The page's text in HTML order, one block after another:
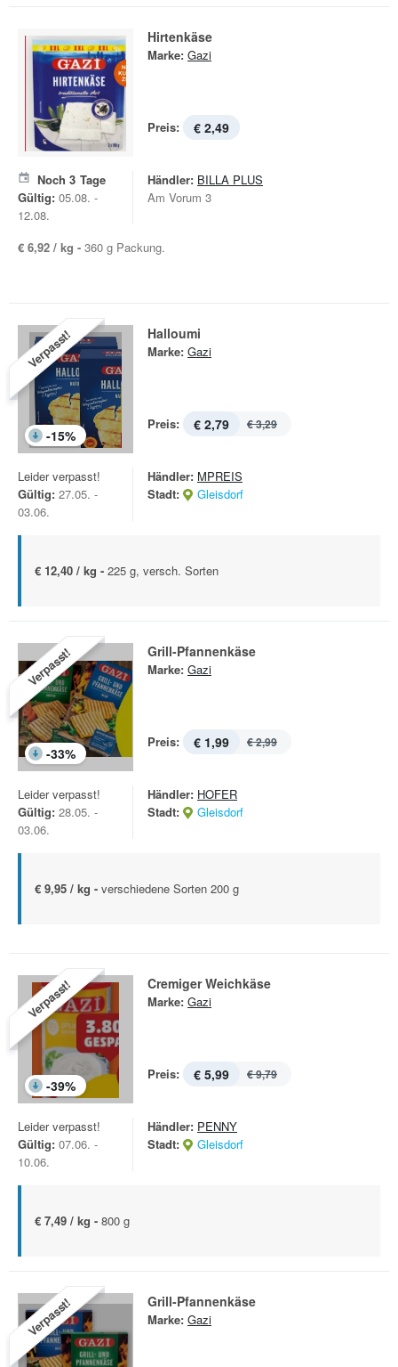
Hirtenkäse
Marke: Gazi
Preis: € 2,49
Noch 3 Tage
Gültig: 05.08. -
12.08.
Händler: BILLA PLUS
Am Vorum 3
€ 6,92 / kg - 360 g Packung.
Verpasst!
-15%
Halloumi
Marke: Gazi
Preis: € 2,79 € 3,29
Leider verpasst!
Gültig: 27.05. -
03.06.
Händler: MPREIS
Stadt:
Gleisdorf
€ 12,40 / kg - 225 g, versch. Sorten
Verpasst!
-33%
Grill-Pfannenkäse
Marke: Gazi
Preis: € 1,99 € 2,99
Leider verpasst!
Gültig: 28.05. -
03.06.
Händler: HOFER
Stadt:
Gleisdorf
€ 9,95 / kg - verschiedene Sorten 200 g
Verpasst!
-39%
Cremiger Weichkäse
Marke: Gazi
Preis: € 5,99 € 9,79
Leider verpasst!
Gültig: 07.06. -
10.06.
Händler: PENNY
Stadt:
Gleisdorf
€ 7,49 / kg - 800 g
Verpasst! Grill-Pfannenkäse
Marke: Gazi